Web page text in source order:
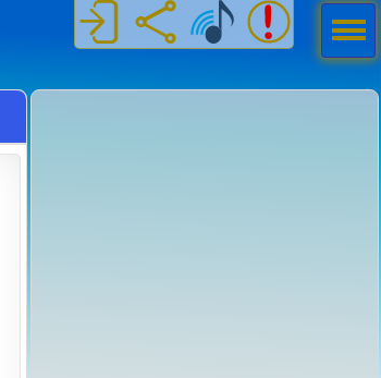
Men
ú